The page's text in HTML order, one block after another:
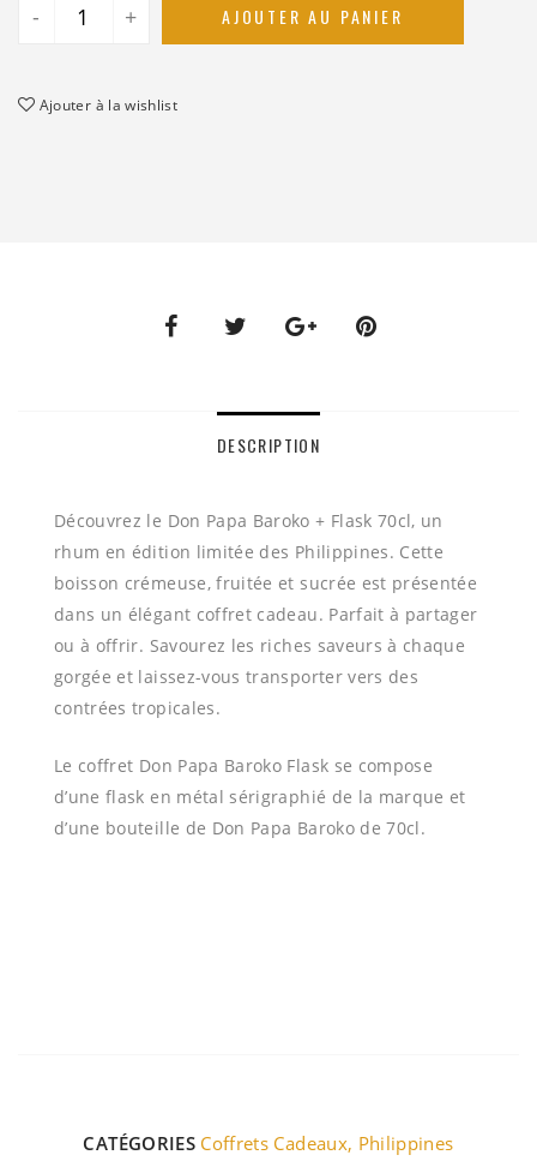
- + AJOUTER AU PANIER
Ajouter à la wishlist
DESCRIPTION
Découvrez le Don Papa Baroko + Flask 70cl, un
rhum en édition limitée des Philippines. Cette
boisson crémeuse, fruitée et sucrée est présentée
dans un élégant coffret cadeau. Parfait à partager
ou à offrir. Savourez les riches saveurs à chaque
gorgée et laissez-vous transporter vers des
contrées tropicales.
Le coffret Don Papa Baroko Flask se compose
d’une flask en métal sérigraphié de la marque et
d’une bouteille de Don Papa Baroko de 70cl.
CATÉGORIES Coffrets Cadeaux, Philippines